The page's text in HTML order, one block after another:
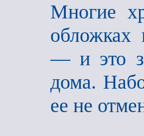
Многие
обложках
— и это
дома.
ее не